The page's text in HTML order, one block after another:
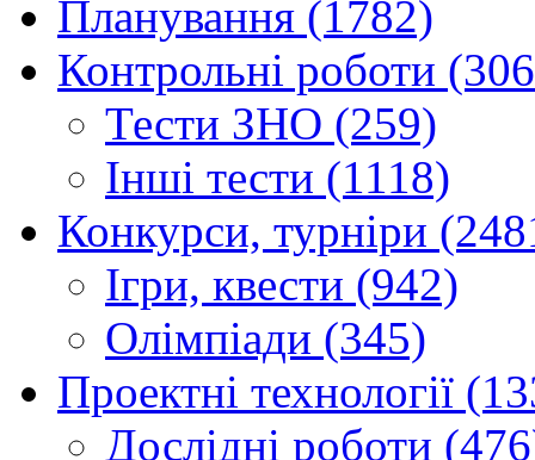
Планування (1782)
Контрольні роботи
Тести ЗНО (259)
Інші тести (1118)
Конкурси, турніри
Ігри, квести (942)
Олімпіади (345)
Проектні технології
Дослідні роботи